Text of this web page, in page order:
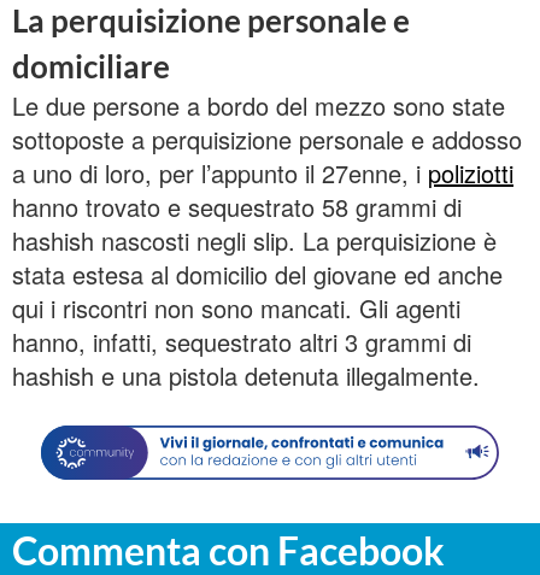
La perquisizione personale e
domiciliare
Le due persone a bordo del mezzo sono state
sottoposte a perquisizione personale e addosso
a uno di loro, per l’appunto il 27enne, i poliziotti
hanno trovato e sequestrato 58 grammi di
hashish nascosti negli slip. La perquisizione è
stata estesa al domicilio del giovane ed anche
qui i riscontri non sono mancati. Gli agenti
hanno, infatti, sequestrato altri 3 grammi di
hashish e una pistola detenuta illegalmente.
Commenta con Facebook